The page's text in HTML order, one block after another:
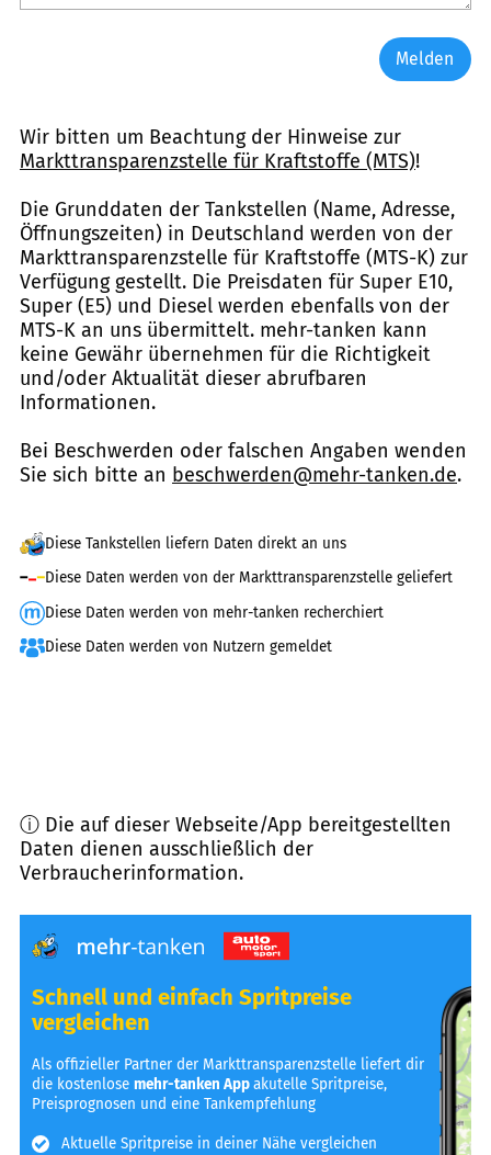
Melden
Wir bitten um Beachtung der Hinweise zur
Markttransparenzstelle für Kraftstoffe (MTS)!
Die Grunddaten der Tankstellen (Name, Adresse,
Öffnungszeiten) in Deutschland werden von der
Markttransparenzstelle für Kraftstoffe (MTS-K) zur
Verfügung gestellt. Die Preisdaten für Super E10,
Super (E5) und Diesel werden ebenfalls von der
MTS-K an uns übermittelt. mehr-tanken kann
keine Gewähr übernehmen für die Richtigkeit
und/oder Aktualität dieser abrufbaren
Informationen.
Bei Beschwerden oder falschen Angaben wenden
Sie sich bitte an beschwerden@mehr-tanken.de.
Diese Tankstellen liefern Daten direkt an uns
Diese Daten werden von der Markttransparenzstelle geliefert
Diese Daten werden von mehr-tanken recherchiert
Diese Daten werden von Nutzern gemeldet
ⓘ Die auf dieser Webseite/App bereitgestellten
Daten dienen ausschließlich der
Verbraucherinformation.
Schnell und einfach Spritpreise
vergleichen
Als offizieller Partner der Markttransparenzstelle liefert dir
die kostenlosemehr-tanken Appakutelle Spritpreise,
Preisprognosen und eine Tankempfehlung
Aktuelle Spritpreise in deiner Nähe vergleichen